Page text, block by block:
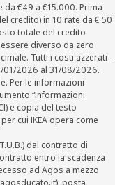
da €49 a €15.000. Prima
credito) in 10 rate da € 50
totale del credito
diverso da zero
Tutti i costi azzerati -
2026 al 31/08/2026.
Per le informazioni
“Informazioni
e copia del testo
cui IKEA opera come
dal contratto di
entro la scadenza
ad Agos a mezzo
), posta